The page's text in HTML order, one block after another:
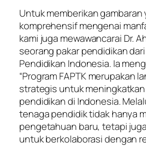
Untuk memberikan gambaran
komprehensif mengenai
kami juga mewawancarai Dr.
seorang pakar pendidikan
Pendidikan Indonesia. Ia
“Program FAPTK merupakan
strategis untuk
pendidikan di Indonesia.
tenaga pendidik tidak hanya
pengetahuan baru, tetapi
untuk berkolaborasi dengan